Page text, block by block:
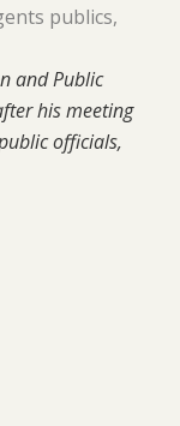
publics,
and Public
his meeting
officials,